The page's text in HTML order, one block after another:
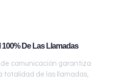
De Las Llamadas
comunicación garantiza
totalidad de las llamadas,